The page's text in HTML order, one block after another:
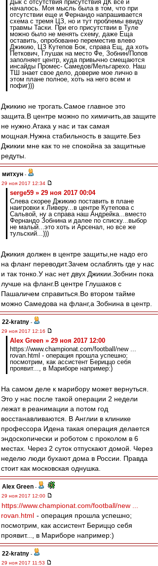
Дык с отсутствия присутствия ДК все и
началось. Моя мысль была в том, что при
отсутствии еще и Фернандо напрашивается
схема с тремя ЦЗ, но и тут проблемы ввиду
травмы Таски. При его присутствии в Туле
можно было не менять схему, даже Еща
оставить, опробованно переместив влево
Джикию, ЦЗ Кутепов Бок, справа Ещ, да хоть
Петкович, Глушак на место Фе, Зобнин/Попов
заполняет центр, куда привычно смещаются
инсайды Промес- Самедов/Мельгарехо. Наш
ТШ знает свое дело, доверие мое лично в
этом плане полное, хоть на него всем и
пофиг)))
Джикию не трогать.Самое главное это
защита.В центре можно по химичить,ав защите
не нужно.Атака у нас и так самая
мощная.Нужна стабильность в защите.Без
Джикии мне как то не спокойна за защитные
редуты.
митхун -
29 ноя 2017 12:34
serge59 » 29 ноя 2017 00:04
Слева скорее Джикию поставить в плане
наигровки к Ливеру...в центре Кутепова с
Сальвой, ну а справа наш Андрейка...вместо
Фернандо Зобнина и далее по списку...выбор
не малый...это хоть и Арсенал, но все же
тульский...)))
Джикия должен в центре защиты,не надо его
на фланг переводит.Зачем ослаблять где у нас
и так тонко.У нас нет двух Джикии.Зобнин пока
лучше на фланг.В центре Глушаков с
Пашаличем справиться.Во втором тайме
можно Самедова на фланг,а Зобнина в центр.
22-kratny -
29 ноя 2017 12:16
Alex Green » 29 ноя 2017 12:00
https://www.championat.com/football/new ...
rovan.html - операция прошла успешно;
посмотрим, как ассистент Бериццо себя
проявит..., в Мариборе например:)
На самом деле к марибору может вернуться.
Это у нас после такой операции 2 недели
лежат в реанимации а потом год
восстанавливаются. В Англии в клинике
профессора Идена такая операция делается
эндоскопически и роботом с проколом в 6
местах. Через 2 суток отпускают домой. Через
неделю люди бухают дома в России. Правда
стоит как московская однушка.
Alex Green -
29 ноя 2017 12:00
https://www.championat.com/football/new ...
rovan.html - операция прошла успешно;
посмотрим, как ассистент Бериццо себя
проявит..., в Мариборе например:)
22-kratny -
29 ноя 2017 11:53